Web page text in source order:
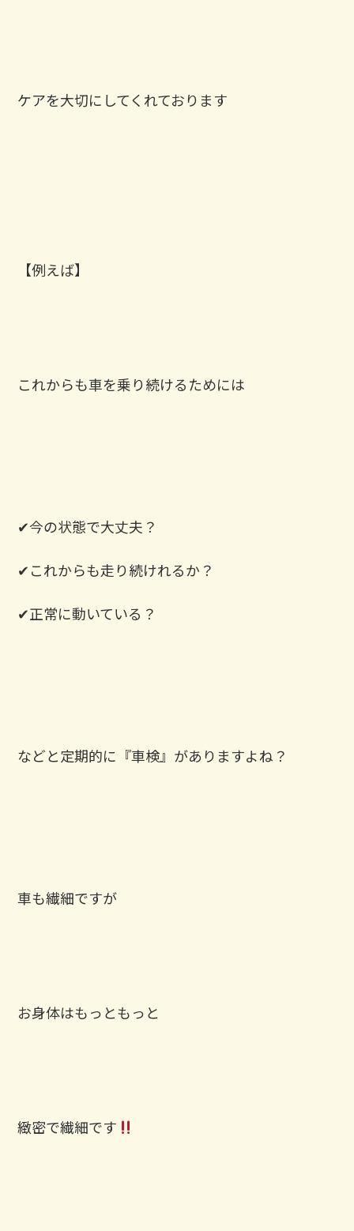
ケアを大切にしてくれております
【例えば】
これからも車を乗り続けるためには
✔︎今の状態で大丈夫？
✔︎これからも走り続けれるか？
✔︎正常に動いている？
などと定期的に『車検』がありますよね？
車も繊細ですが
お身体はもっともっと
緻密で繊細です